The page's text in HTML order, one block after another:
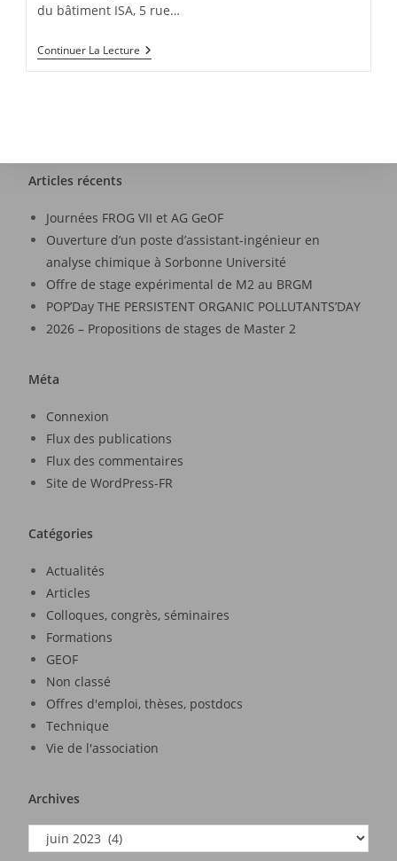
du bâtiment ISA, 5 rue…
Continuer La Lecture
Articles récents
Journées FROG VII et AG GeOF
Ouverture d’un poste d’assistant-ingénieur en
analyse chimique à Sorbonne Université
Offre de stage expérimental de M2 au BRGM
POP’Day THE PERSISTENT ORGANIC POLLUTANTS’DAY
2026 – Propositions de stages de Master 2
Méta
Connexion
Flux des publications
Flux des commentaires
Site de WordPress-FR
Catégories
Actualités
Articles
Colloques, congrès, séminaires
Formations
GEOF
Non classé
Offres d'emploi, thèses, postdocs
Technique
Vie de l'association
Archives